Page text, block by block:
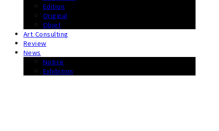
Edition
Original
Objet
Art Consulting
Review
News
Notice
Exhibition